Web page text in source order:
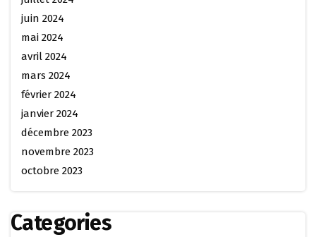
juin 2024
mai 2024
avril 2024
mars 2024
février 2024
janvier 2024
décembre 2023
novembre 2023
octobre 2023
Categories